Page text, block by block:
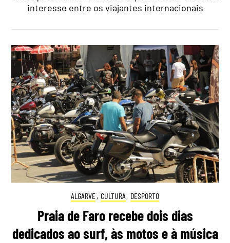
interesse entre os viajantes internacionais
ALGARVE, CULTURA, DESPORTO
Praia de Faro recebe dois dias
dedicados ao surf, às motos e à música